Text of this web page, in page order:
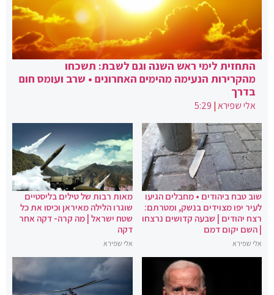
התחזית לימי ראש השנה וגם לשבת: תשכחו
מהקרירות הנעימה מהימים האחרונים • שרב ועומס חום
בדרך
אלי שפירא|
5:29
שוב טבח ביהודים • מחבלים הגיעו
לעיר יפו מצוידים בנשק, ומטרתם:
רצח יהודים | שבעה קדושים נרצחו
| השם יקום דמם
אלי שפירא
מאות רבות של טילים בליסטיים
שוגרו הלילה מאיראן וכיסו את כל
שטח ישראל | מה קרה- דקה אחר
דקה
אלי שפירא